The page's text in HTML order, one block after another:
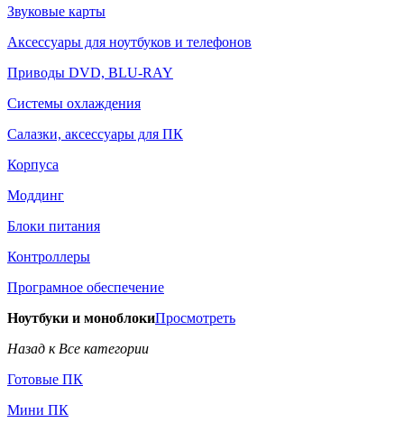
Звуковые карты
Аксессуары для ноутбуков и телефонов
Приводы DVD, BLU-RAY
Системы охлаждения
Салазки, аксессуары для ПК
Корпуса
Моддинг
Блоки питания
Контроллеры
Програмное обеспечение
Ноутбуки и моноблокиПросмотреть
Назад к Все категории
Готовые ПК
Мини ПК